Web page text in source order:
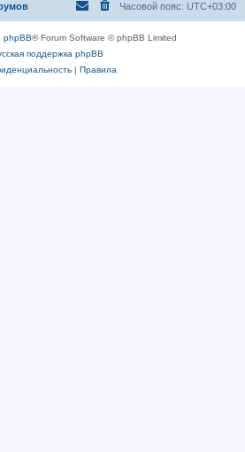
Часовой пояс: UTC+03:00
phpBB® Forum Software © phpBB Limited
поддержка phpBB
| Правила